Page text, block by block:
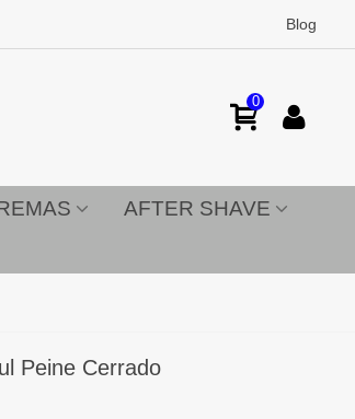
Blog
0
AFTER SHAVE
Peine Cerrado